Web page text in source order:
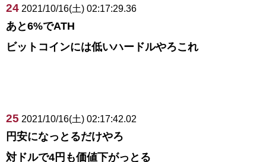
24 2021/10/16(土) 02:17:29.36
あと6%でATH
ビットコインには低いハードルやろこれ
25 2021/10/16(土) 02:17:42.02
円安になっとるだけやろ
対ドルで4円も価値下がっとる